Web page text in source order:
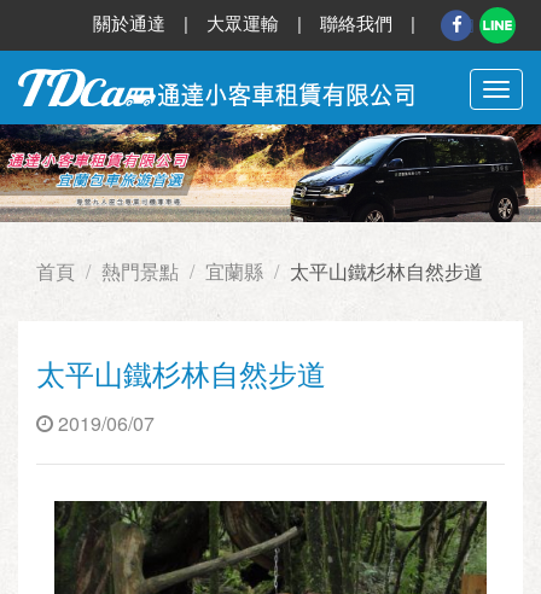
關於通達 | 大眾運輸 | 聯絡我們 |
切
換
選
單
首頁 熱門景點 宜蘭縣 太平山鐵杉林自然步道
太平山鐵杉林自然步道
2019/06/07